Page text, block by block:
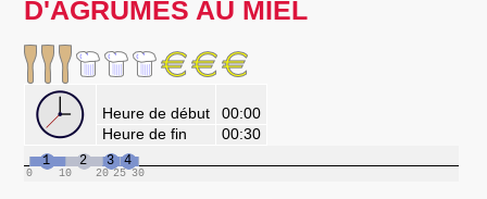
D'AGRUMES AU MIEL
Heure de début
00:00
Heure de fin
00:30